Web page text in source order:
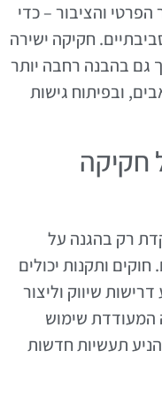
והציבור – כדי
חקיקה ישירה
גם בהבנה רחבה יותר
ובפיתוח גישות
חקיקה
רק בהגנה על
ותקנות יכולים
שיווק וליצור
המעודדת שימוש
תעשיות חדשות